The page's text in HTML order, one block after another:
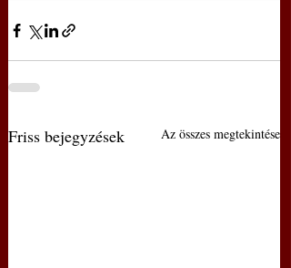
Friss bejegyzések Az összes megtekintése